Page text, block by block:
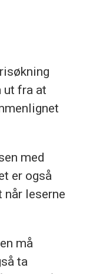
ut fra at
med
er også
når leserne
må
ta